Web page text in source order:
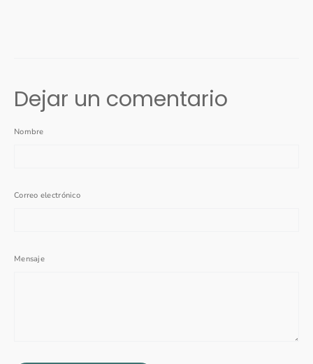
Dejar un comentario
Nombre
Correo electrónico
Mensaje